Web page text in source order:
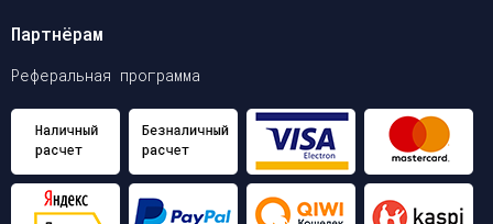
Партнёрам
Реферальная программа